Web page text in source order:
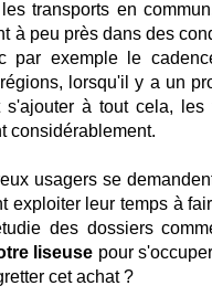
transports en
à peu près dans des
par exemple le
lorsqu'il y a un
s'ajouter à tout cela, les
considérablement.
usagers se
exploiter leur temps à
des dossiers
liseuse pour
cet achat ?